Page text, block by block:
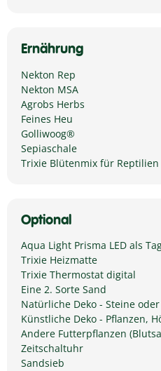
Ernährung
Nekton Rep
Nekton MSA
Agrobs Herbs
Feines Heu
Golliwoog®
Sepiaschale
Trixie Blütenmix für Reptilien
Optional
Aqua Light Prisma LED als
Trixie Heizmatte
Trixie Thermostat digital
Eine 2. Sorte Sand
Natürliche Deko - Steine
Künstliche Deko - Pflanzen,
Andere Futterpflanzen
Zeitschaltuhr
Sandsieb